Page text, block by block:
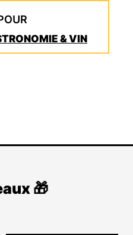
& VIN
🎁